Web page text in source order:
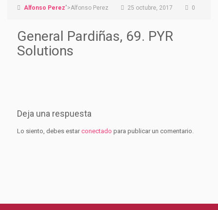
Alfonso Perez">Alfonso Perez 25 octubre, 2017 0
General Pardiñas, 69. PYR
Solutions
Deja una respuesta
Lo siento, debes estarconectado para publicar un comentario.